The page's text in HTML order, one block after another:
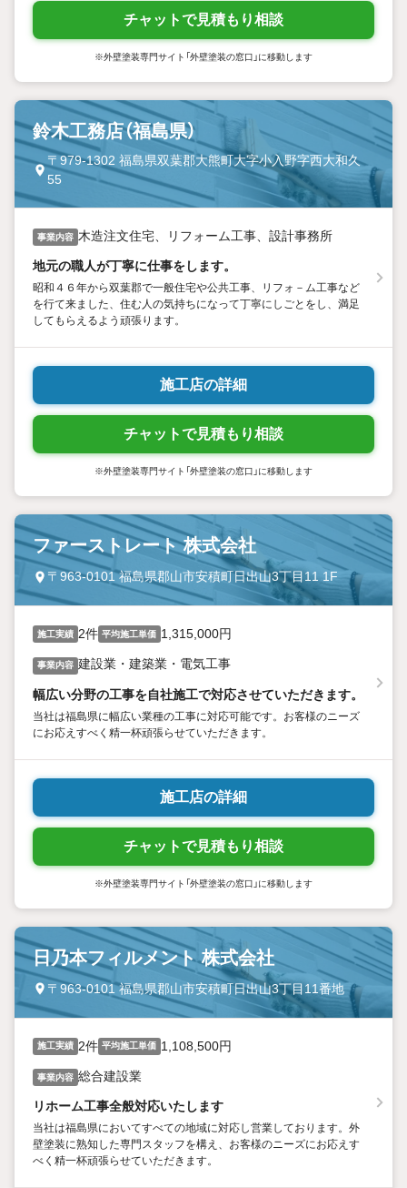
チャットで見積もり相談
※外壁塗装専門サイト「外壁塗装の窓口」に移動します
鈴木工務店（福島県）
〒979-1302 福島県双葉郡大熊町大字小入野字西大和久
55
事業内容 木造注文住宅、リフォーム工事、設計事務所
地元の職人が丁寧に仕事をします。
昭和４６年から双葉郡で一般住宅や公共工事、リフォ－ム工事など
を行て来ました、住む人の気持ちになって丁寧にしごとをし、満足
してもらえるよう頑張ります。
施工店の詳細
チャットで見積もり相談
※外壁塗装専門サイト「外壁塗装の窓口」に移動します
ファーストレート 株式会社
〒963-0101 福島県郡山市安積町日出山3丁目11 1F
施工実績 2件 平均施工単価 1,315,000円
事業内容 建設業・建築業・電気工事
幅広い分野の工事を自社施工で対応させていただきます。
当社は福島県に幅広い業種の工事に対応可能です。お客様のニーズ
にお応えすべく精一杯頑張らせていただきます。
施工店の詳細
チャットで見積もり相談
※外壁塗装専門サイト「外壁塗装の窓口」に移動します
日乃本フィルメント 株式会社
〒963-0101 福島県郡山市安積町日出山3丁目11番地
施工実績 2件 平均施工単価 1,108,500円
事業内容 総合建設業
リホーム工事全般対応いたします
当社は福島県においてすべての地域に対応し営業しております。外
壁塗装に熟知した専門スタッフを構え、お客様のニーズにお応えす
べく精一杯頑張らせていただきます。